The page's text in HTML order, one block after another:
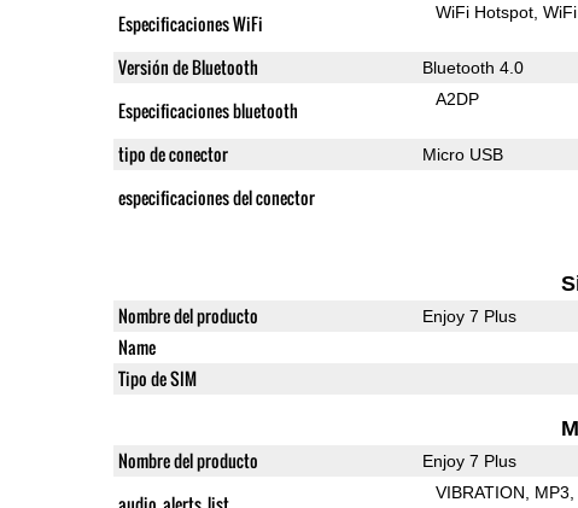
Especificaciones WiFi WiFi Hotspot
Versión de Bluetooth Bluetooth 4.0
Especificaciones bluetooth A2DP
tipo de conector Micro USB
especificaciones del conector
Nombre del producto Enjoy 7 Plus
Name
Tipo de SIM
Nombre del producto Enjoy 7 Plus
VIBRATION MP3